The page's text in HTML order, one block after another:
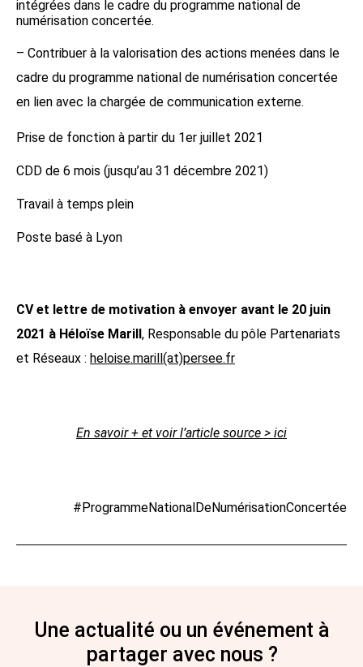
intégrées dans le cadre du programme national de
numérisation concertée.
– Contribuer à la valorisation des actions menées dans le
cadre du programme national de numérisation concertée
en lien avec la chargée de communication externe.
Prise de fonction à partir du 1er juillet 2021
CDD de 6 mois (jusqu’au 31 décembre 2021)
Travail à temps plein
Poste basé à Lyon
CV et lettre de motivation à envoyer avant le 20 juin
2021 à Héloïse Marill, Responsable du pôle Partenariats
et Réseaux : heloise.marill(at)persee.fr
En savoir + et voir l’article source > ici
#ProgrammeNationalDeNumérisationConcertée
Une actualité ou un événement à
partager avec nous ?